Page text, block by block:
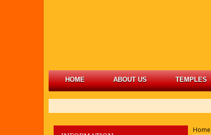
HOME ABOUT US TEMPLES
Home